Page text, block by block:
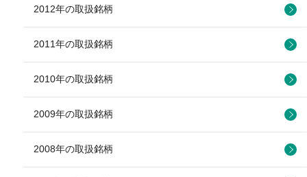
2012年の取扱銘柄
2011年の取扱銘柄
2010年の取扱銘柄
2009年の取扱銘柄
2008年の取扱銘柄